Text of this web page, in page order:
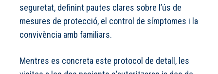
seguretat, definint pautes clares sobre l’ús de
mesures de protecció, el control de símptomes i la
convivència amb familiars.
Mentres es concreta este protocol de detall, les